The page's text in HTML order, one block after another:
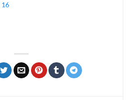
16